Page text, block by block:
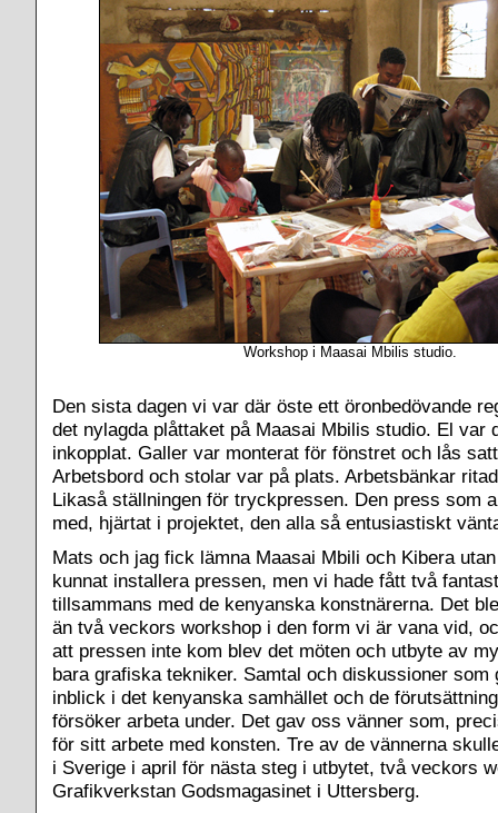
Workshop i Maasai Mbilis studio.
Den sista dagen vi var där öste ett öronbedövande
det nylagda plåttaket på Maasai Mbilis studio. El var
inkopplat. Galler var monterat för fönstret och lås
Arbetsbord och stolar var på plats. Arbetsbänkar
Likaså ställningen för tryckpressen. Den press som
med, hjärtat i projektet, den alla så entusiastiskt
Mats och jag fick lämna Maasai Mbili och Kibera
kunnat installera pressen, men vi hade fått två
tillsammans med de kenyanska konstnärerna. Det
än två veckors workshop i den form vi är vana vid,
att pressen inte kom blev det möten och utbyte av
bara grafiska tekniker. Samtal och diskussioner som
inblick i det kenyanska samhället och de
försöker arbeta under. Det gav oss vänner som,
för sitt arbete med konsten. Tre av de vännerna
i Sverige i april för nästa steg i utbytet, två veckors
Grafikverkstan Godsmagasinet i Uttersberg.